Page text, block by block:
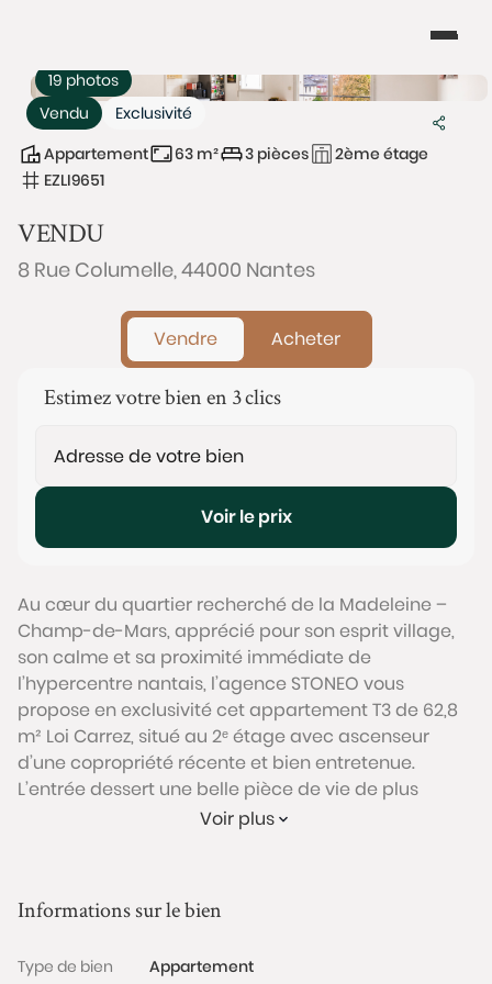
Vendu Exclusivité
19 photos
Appartement 63 m² 3 pièces
2ème étage
EZLI9651
VENDU
8 Rue Columelle, 44000 Nantes
Vendre Acheter
Estimez votre bien en 3 clics
Voir le prix
Au cœur du quartier recherché de la Madeleine –
Champ-de-Mars, apprécié pour son esprit village,
son calme et sa proximité immédiate de
l’hypercentre nantais, l’agence STONEO vous
propose en exclusivité cet appartement T3 de 62,8
m² Loi Carrez, situé au 2ᵉ étage avec ascenseur
d’une copropriété récente et bien entretenue.
L’entrée dessert une belle pièce de vie de plus
d'environ 27 m², lumineuse grâce à son exposition
extérieur agréable donnant sur un environnement
L’espace nuit comprend deux chambres
Voir plus
Informations sur le bien
Type de bien
Appartement